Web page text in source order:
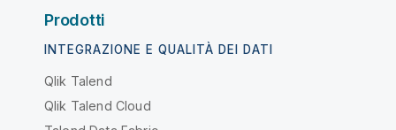
Prodotti
INTEGRAZIONE E QUALITÀ DEI DATI
Qlik Talend
Qlik Talend Cloud